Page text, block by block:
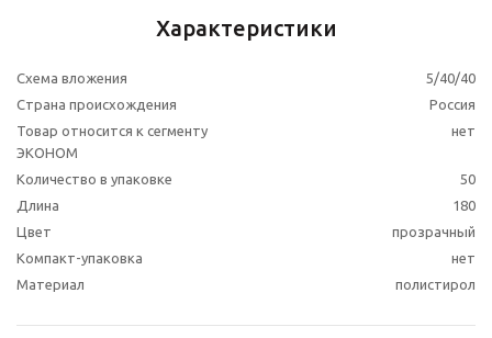
Характеристики
Схема вложения
5/40/40
Страна происхождения
Россия
Товар относится к сегменту
ЭКОНОМ
нет
Количество в упаковке
50
Длина
180
Цвет
прозрачный
Компакт-упаковка
нет
Материал
полистирол